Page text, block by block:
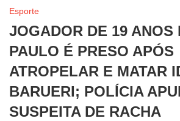
Esporte
JOGADOR DE 19 ANOS
PAULO É PRESO APÓS
ATROPELAR E MATAR
BARUERI; POLÍCIA
SUSPEITA DE RACHA